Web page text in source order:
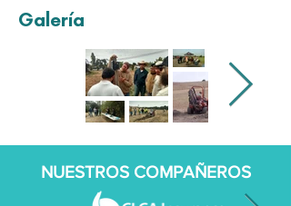
Galería
NUESTROS COMPAÑEROS